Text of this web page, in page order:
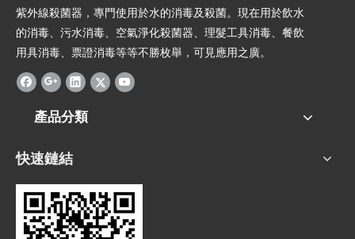
紫外線殺菌器，專門使用於水的消毒及殺菌。現在用於飲水
的消毒、污水消毒、空氣淨化殺菌器、理髮工具消毒、餐飲
用具消毒、票證消毒等等不勝枚舉，可見應用之廣。
產品分類
快速鏈結